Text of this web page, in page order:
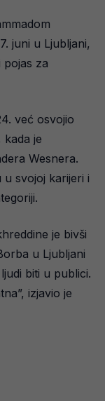
juni u Ljubljani,
pojas za
već osvojio
je
Wesnera.
u svojoj karijeri i
je bivši
u Ljubljani
biti u publici.
izjavio je